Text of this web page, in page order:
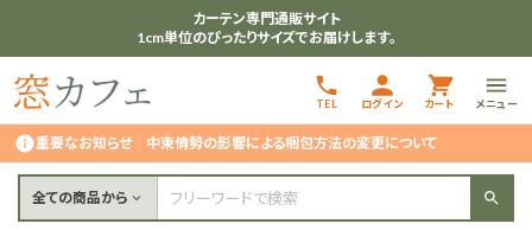
カーテン専門通販サイト
1cm単位のぴったりサイズでお届けします。
TEL ログイン カート メニュー
重要なお知らせ｜ 中東情勢の影響による梱包方法の変更について
全ての商品から